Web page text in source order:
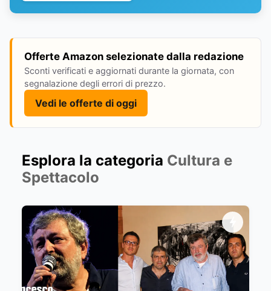
Offerte Amazon selezionate dalla redazione
Sconti verificati e aggiornati durante la giornata, con
segnalazione degli errori di prezzo.
Vedi le offerte di oggi
Esplora la categoria Cultura e
Spettacolo